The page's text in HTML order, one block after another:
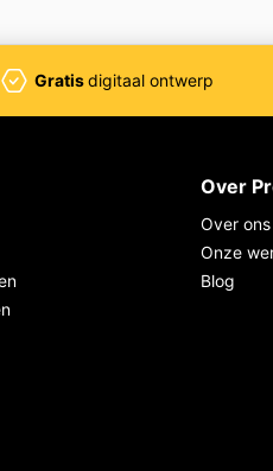
Gratisdigitaal ontwerp
Over
Over ons
Onze
Blog